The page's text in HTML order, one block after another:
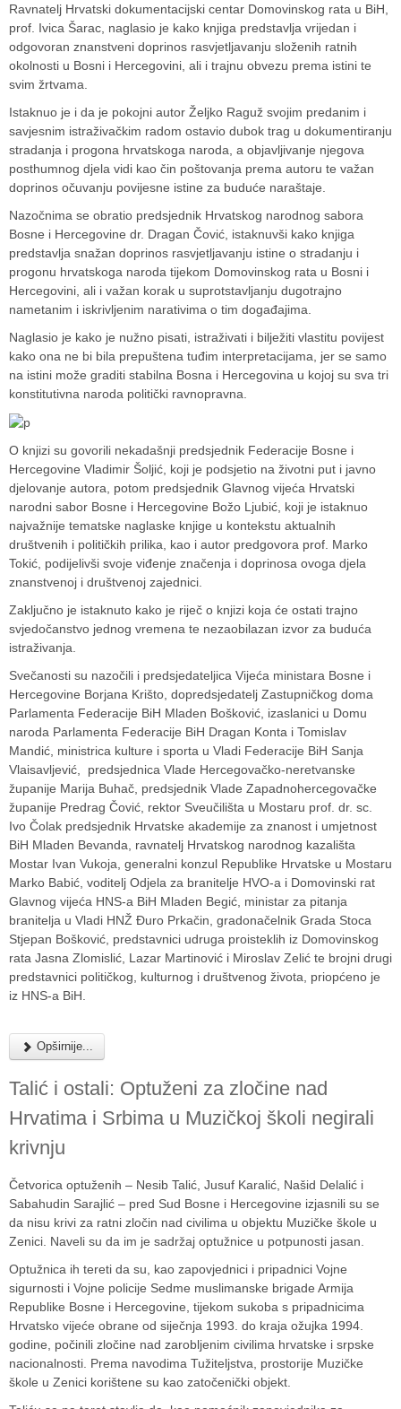
Ravnatelj Hrvatski dokumentacijski centar Domovinskog rata u BiH
prof. Ivica Šarac , naglasio je kako knjiga predstavlja vrijedan i
odgovoran znanstveni doprinos rasvjetljavanju složenih ratnih
okolnosti u Bosni i Hercegovini, ali i trajnu obvezu prema istini te
svim žrtvama.
Istaknuo je i da je pokojni autor Željko Raguž svojim predanim i
savjesnim istraživačkim radom ostavio dubok trag u dokumentiranju
stradanja i progona hrvatskoga naroda, a objavljivanje njegova
posthumnog djela vidi kao čin poštovanja prema autoru te važan
doprinos očuvanju povijesne istine za buduće naraštaje.
Nazočnima se obratio predsjednik Hrvatskog narodnog sabora
Bosne i Hercegovine dr. Dragan Čović, istaknuvši kako knjiga
predstavlja snažan doprinos rasvjetljavanju istine o stradanju i
progonu hrvatskoga naroda tijekom Domovinskog rata u Bosni i
Hercegovini, ali i važan korak u suprotstavljanju dugotrajno
nametanim i iskrivljenim narativima o tim događajima.
Naglasio je kako je nužno pisati, istraživati i bilježiti vlastitu povijest
kako ona ne bi bila prepuštena tuđim interpretacijama, jer se samo
na istini može graditi stabilna Bosna i Hercegovina u kojoj su sva tri
konstitutivna naroda politički ravnopravna.
O knjizi su govorili nekadašnji predsjednik Federacije Bosne i
Hercegovine Vladimir Šoljić , koji je podsjetio na životni put i javno
djelovanje autora, potom predsjednik Glavnog vijeća Hrvatski
narodni sabor Bosne i Hercegovine Božo Ljubić , koji je istaknuo
najvažnije tematske naglaske knjige u kontekstu aktualnih
društvenih i političkih prilika, kao i autor predgovora prof. Marko
Tokić , podijelivši svoje viđenje značenja i doprinosa ovoga djela
znanstvenoj i društvenoj zajednici.
Zaključno je istaknuto kako je riječ o knjizi koja će ostati trajno
svjedočanstvo jednog vremena te nezaobilazan izvor za buduća
istraživanja.
Svečanosti su nazočili i predsjedateljica Vijeća ministara Bosne i
Hercegovine Borjana Krišto, dopredsjedatelj Zastupničkog doma
Parlamenta Federacije BiH Mladen Bošković, izaslanici u Domu
naroda Parlamenta Federacije BiH Dragan Konta i Tomislav
Mandić, ministrica kulture i sporta u Vladi Federacije BiH Sanja
Vlaisavljević, predsjednica Vlade Hercegovačko-neretvanske
županije Marija Buhač, predsjednik Vlade Zapadnohercegovačke
županije Predrag Čović, rektor Sveučilišta u Mostaru prof. dr. sc.
Ivo Čolak predsjednik Hrvatske akademije za znanost i umjetnost
BiH Mladen Bevanda, ravnatelj Hrvatskog narodnog kazališta
Mostar Ivan Vukoja, generalni konzul Republike Hrvatske u Mostaru
Marko Babić, voditelj Odjela za branitelje HVO-a i Domovinski rat
Glavnog vijeća HNS-a BiH Mladen Begić, ministar za pitanja
branitelja u Vladi HNŽ Đuro Prkačin, gradonačelnik Grada Stoca
Stjepan Bošković, predstavnici udruga proisteklih iz Domovinskog
rata Jasna Zlomislić, Lazar Martinović i Miroslav Zelić te brojni drugi
predstavnici političkog, kulturnog i društvenog života, priopćeno je
iz HNS-a BiH.
Opširnije...
Talić i ostali: Optuženi za zločine nad
Hrvatima i Srbima u Muzičkoj školi negirali
krivnju
Četvorica optuženih – Nesib Talić, Jusuf Karalić, Našid Delalić i
Sabahudin Sarajlić – pred Sud Bosne i Hercegovine izjasnili su se
da nisu krivi za ratni zločin nad civilima u objektu Muzičke škole u
Zenici. Naveli su da im je sadržaj optužnice u potpunosti jasan.
Optužnica ih tereti da su, kao zapovjednici i pripadnici Vojne
sigurnosti i Vojne policije Sedme muslimanske brigade Armija
Republike Bosne i Hercegovine , tijekom sukoba s pripadnicima
Hrvatsko vijeće obrane od siječnja 1993. do kraja ožujka 1994.
godine, počinili zločine nad zarobljenim civilima hrvatske i srpske
nacionalnosti. Prema navodima Tužiteljstva, prostorije Muzičke
škole u Zenici korištene su kao zatočenički objekt.